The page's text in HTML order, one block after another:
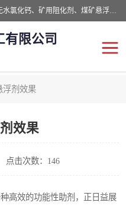
山东贝格曼化工有限公司主营：氯化镁、无水氯化钙、矿用阻化剂、煤矿悬浮剂、道路抑尘剂、氢氧化镁，防灭火剂等，公司位于山东省潍坊市滨海经济开发区,是专业从事对各种精细化工集研究、开发、制造于一体的现代化大型跨境化工企业，公司本着诚信经营、给每一位客户提供专业服务。
有限公司
浮剂效果
效果
点击次数：146
高效的功能性助剂，正日益展
氯化钙
抑尘剂